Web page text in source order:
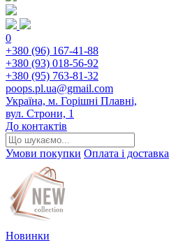
0
+380 (96) 167-41-88
+380 (93) 018-56-92
+380 (95) 763-81-32
poops.pl.ua@gmail.com
Україна, м. Горішні Плавні,
вул. Строни, 1
До контактів
Умови покупки Оплата і доставка
Новинки